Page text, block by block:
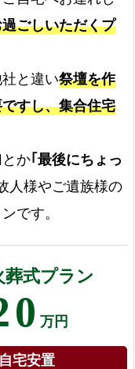
ごしいただくプ
と違い祭壇を作
すし、集合住宅
とか｢最後にちょっ
人様やご遺族様の
です。
葬式プラン
万円
宅安置